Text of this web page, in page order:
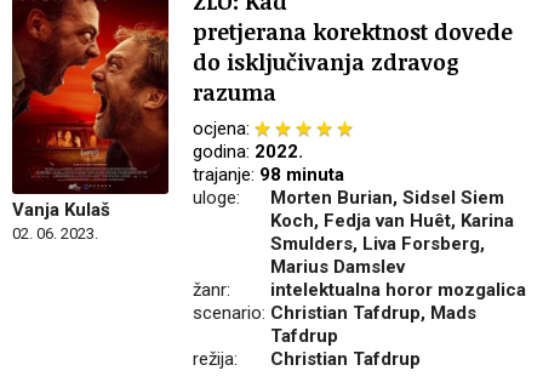
Vanja Kulaš
02. 06. 2023.
pretjerana korektnost dovede
do isključivanja zdravog
razuma
ocjena:
godina: 2022.
trajanje: 98 minuta
uloge:
Morten Burian, Sidsel Siem
Koch, Fedja van Huêt, Karina
Smulders, Liva Forsberg,
Marius Damslev
žanr:
intelektualna horor mozgalica
scenario: Christian Tafdrup, Mads
Tafdrup
režija:
Christian Tafdrup